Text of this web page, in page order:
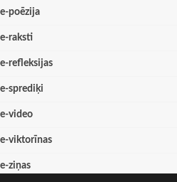
e-poēzija
e-raksti
e-refleksijas
e-sprediķi
e-video
e-viktorīnas
e-ziņas